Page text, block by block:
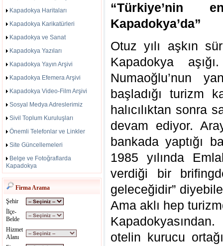
Kapadokya Haritaları
Kapadokya Karikatürleri
Kapadokya ve Sanat
Kapadokya Yazıları
Kapadokya Yayın Arşivi
Kapadokya Efemera Arşivi
Kapadokya Video-Film Arşivi
Sosyal Medya Adreslerimiz
Sivil Toplum Kuruluşları
Önemli Telefonlar ve Linkler
Site Güncellemeleri
Belge ve Fotoğraflarda
Kapadokya
Firma Arama
Şehir
İlçe-
Belde
Hizmet
Alanı
Kapadokya’da”
Otuz yılı aşkın
Kapadokya
Numaoğlu’nun
başladığı turizm
halıcılıktan sonra
devam ediyor.
bankada yaptığı
1985 yılında
verdiği bir
geleceğidir”
Ama aklı hep
otelin kurucu